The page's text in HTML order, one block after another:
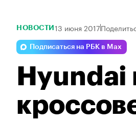
НОВОСТИ 13 июня 2017
Подписаться на РБК в Max
Hyundai